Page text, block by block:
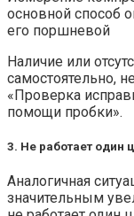
основной способ
его поршневой
Наличие или
самостоятельно,
«Проверка
помощи пробки».
3. Не работает один
Аналогичная
значительным